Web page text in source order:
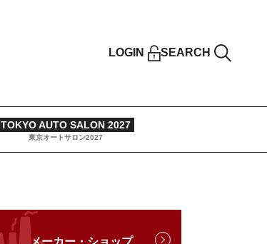
LOGIN SEARCH
TOKYO AUTO SALON 2027
東京オートサロン2027
メーカー・ショップ